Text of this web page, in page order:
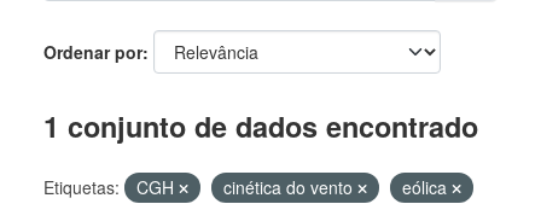
Ordenar por
1 conjunto de dados encontrado
Etiquetas: CGH cinética do vento
eólica